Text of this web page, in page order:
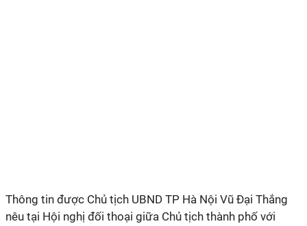
Thông tin được Chủ tịch UBND TP Hà Nội Vũ Đại Thắng
nêu tại Hội nghị đối thoại giữa Chủ tịch thành phố với